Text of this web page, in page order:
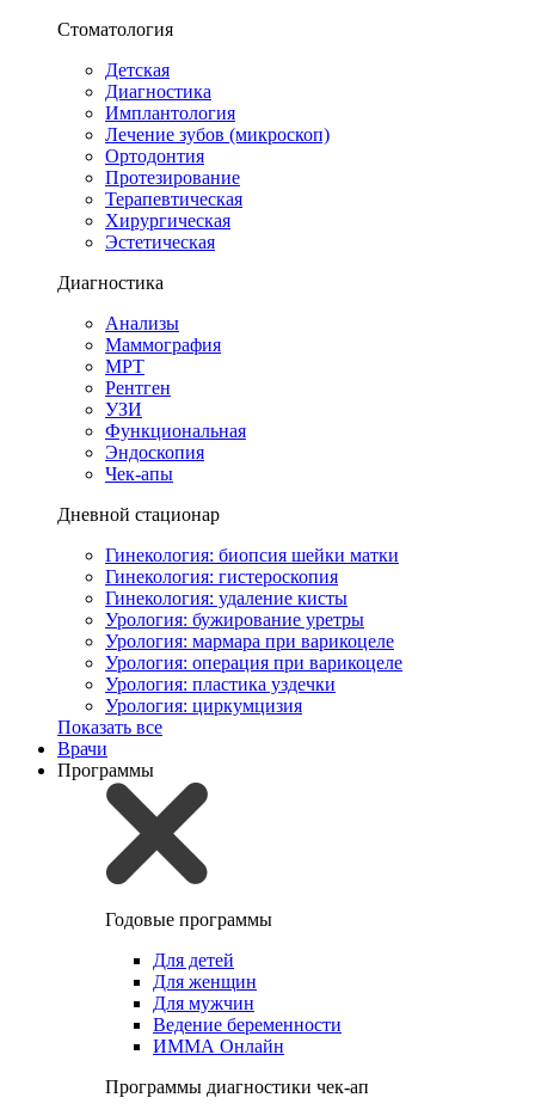
Стоматология
Детская
Диагностика
Имплантология
Лечение зубов (микроскоп)
Ортодонтия
Протезирование
Терапевтическая
Хирургическая
Эстетическая
Диагностика
Анализы
Маммография
МРТ
Рентген
УЗИ
Функциональная
Эндоскопия
Чек-апы
Дневной стационар
Гинекология: биопсия шейки матки
Гинекология: гистероскопия
Гинекология: удаление кисты
Урология: бужирование уретры
Урология: мармара при варикоцеле
Урология: операция при варикоцеле
Урология: пластика уздечки
Урология: циркумцизия
Показать все
Врачи
Программы
Годовые программы
Для детей
Для женщин
Для мужчин
Ведение беременности
ИММА Онлайн
Программы диагностики чек-ап